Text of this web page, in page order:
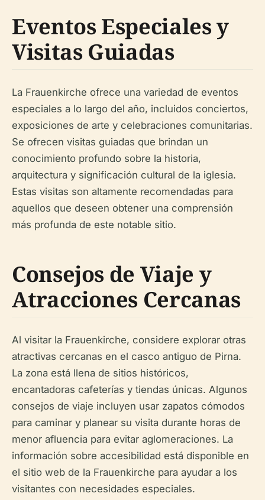
Eventos Especiales y
Visitas Guiadas
La Frauenkirche ofrece una variedad de eventos
especiales a lo largo del año, incluidos conciertos,
exposiciones de arte y celebraciones comunitarias.
Se ofrecen visitas guiadas que brindan un
conocimiento profundo sobre la historia,
arquitectura y significación cultural de la iglesia.
Estas visitas son altamente recomendadas para
aquellos que deseen obtener una comprensión
más profunda de este notable sitio.
Consejos de Viaje y
Atracciones Cercanas
Al visitar la Frauenkirche, considere explorar otras
atractivas cercanas en el casco antiguo de Pirna.
La zona está llena de sitios históricos,
encantadoras cafeterías y tiendas únicas. Algunos
consejos de viaje incluyen usar zapatos cómodos
para caminar y planear su visita durante horas de
menor afluencia para evitar aglomeraciones. La
información sobre accesibilidad está disponible en
el sitio web de la Frauenkirche para ayudar a los
visitantes con necesidades especiales.